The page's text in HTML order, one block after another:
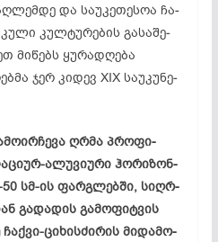
და სა­უკ­ეთ­ეს­ოა ჩა­
კულ­ტუ­რე­ბის გა­სა­შე­
მი­წებს ყუ­რად­ღე­ბა
ჯერ კი­დევ XIX სა­უკ­უნ­ე­
ღრმა პრო­ფი­
ალ­უვ­ი­უ­რი ჰო­რი­ზონ­
50 სმ-ის ფარ­გლებ­ში, სიღრ­
გა­და­დის გა­მო­ფიტ­ვის
ცი­­ხის­ძი­რის მი­და­მო­